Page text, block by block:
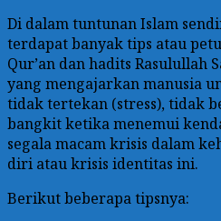
Di dalam tuntunan Islam
terdapat banyak tips atau
Qur’an dan hadits Rasulullah
yang mengajarkan manusia
tidak tertekan (stress), tidak
bangkit ketika menemui
segala macam krisis dalam
diri atau krisis identitas ini.
Berikut beberapa tipsnya: